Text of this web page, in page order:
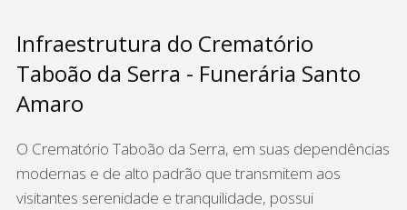
Infraestrutura do Crematório
Taboão da Serra - Funerária Santo
Amaro
O Crematório Taboão da Serra, em suas dependências
modernas e de alto padrão que transmitem aos
visitantes serenidade e tranquilidade, possui